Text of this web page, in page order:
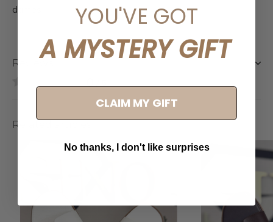
dames
Reviews
Related articles
YOU'VE GOT
A MYSTERY GIFT
CLAIM MY GIFT
No thanks, I don't like surprises